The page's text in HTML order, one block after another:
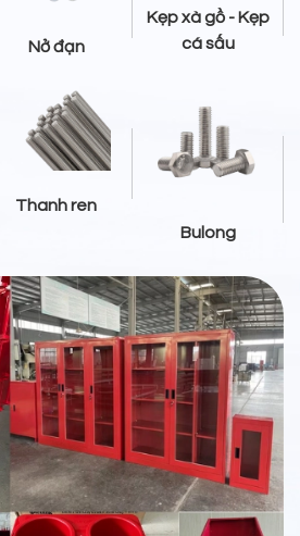
Nở đạn
Kẹp xà gồ - Kẹp
cá sấu
Thanh ren
Bulong